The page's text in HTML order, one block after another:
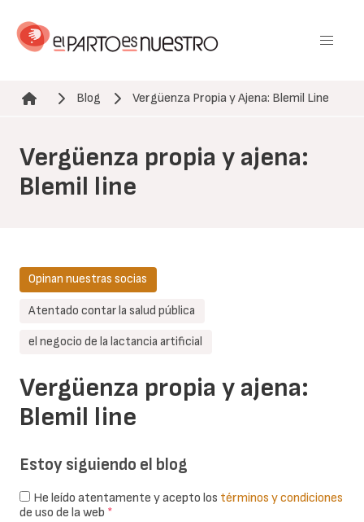
contenido
Ruta de navegación
Blog Vergüenza Propia y Ajena: Blemil Line
Vergüenza propia y ajena:
Blemil line
Vergüenza propia y ajena:
Blemil line
Opinan nuestras socias
Atentado contar la salud pública
el negocio de la lactancia artificial
Estoy siguiendo el blog
He leído atentamente y acepto los términos y condiciones
de uso de la web *